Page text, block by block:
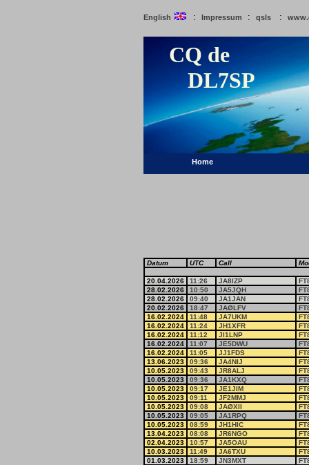
English : Impressum : qsls :
CQ de
DL7SP
Home
Datum UTC Call
20.04.2026 11:26 JA8IZP
28.02.2026
10:50 JA5JQH
28.02.2026
09:40 JA1JAN
20.02.2026
18:47 JAØLFV
16.02.2024
11:48 JA7UKM
16.02.2024
11:24 JH1XFR
16.02.2024
11:12 JI1LNP
16.02.2024
11:07 JE5DWU
16.02.2024
11:05 JJ1FDS
13.06.2023
09:36 JA4NIJ
10.05.2023
09:43 JR8ALJ
10.05.2023
09:36 JA1KXQ
10.05.2023
09:17 JE1JIM
10.05.2023
09:11 JF2MMJ
10.05.2023
09:08 JAØXII
10.05.2023
09:05 JA1RPQ
10.05.2023
08:59 JH1HIC
13.04.2023
08:08 JR6NGO
02.04.2023
10:57 JA5OAU
10.03.2023
11:49 JA6TXU
01.03.2023
18:59 JN3MXT